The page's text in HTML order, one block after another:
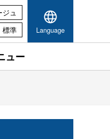
ジュ
標準 Language
ュー